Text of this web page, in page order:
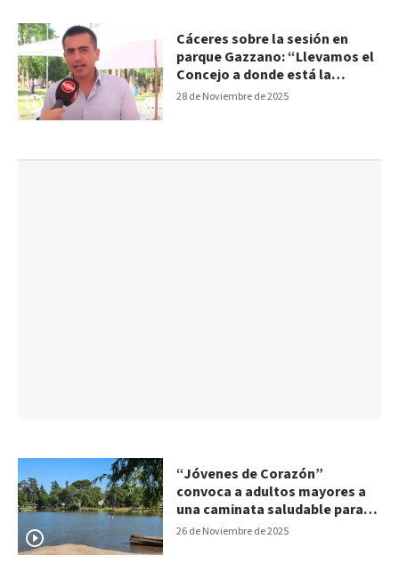
28 de Noviembre de 2025
Cáceres sobre la sesión en
parque Gazzano: “Llevamos el
Concejo a donde está la
comunidad”
26 de Noviembre de 2025
“Jóvenes de Corazón”
convoca a adultos mayores a
una caminata saludable para
este sábado en Parque